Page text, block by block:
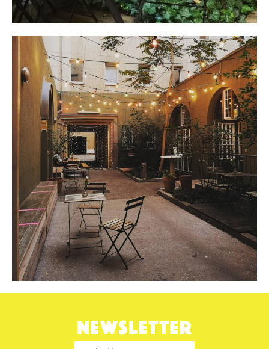
NEWSLETTER